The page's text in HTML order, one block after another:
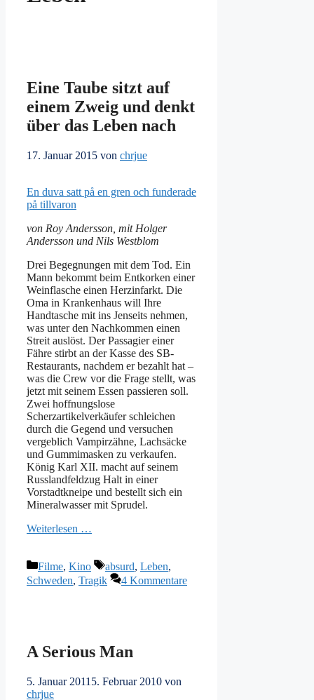
Eine Taube sitzt auf
einem Zweig und denkt
über das Leben nach
17. Januar 2015 von chrjue
En duva satt på en gren och funderade
på tillvaron
von Roy Andersson, mit Holger
Andersson und Nils Westblom
Drei Begegnungen mit dem Tod. Ein
Mann bekommt beim Entkorken einer
Weinflasche einen Herzinfarkt. Die
Oma in Krankenhaus will Ihre
Handtasche mit ins Jenseits nehmen,
was unter den Nachkommen einen
Streit auslöst. Der Passagier einer
Fähre stirbt an der Kasse des SB-
Restaurants, nachdem er bezahlt hat –
was die Crew vor die Frage stellt, was
jetzt mit seinem Essen passieren soll.
Zwei hoffnungslose
Scherzartikelverkäufer schleichen
durch die Gegend und versuchen
vergeblich Vampirzähne, Lachsäcke
und Gummimasken zu verkaufen.
König Karl XII. macht auf seinem
Russlandfeldzug Halt in einer
Vorstadtkneipe und bestellt sich ein
Mineralwasser mit Sprudel.
Weiterlesen …
Kategorien
Filme, Kino Schlagwörter
absurd, Leben,
Schweden, Tragik 4 Kommentare
A Serious Man
5. Januar 2011 5. Februar 2010 von
chrjue